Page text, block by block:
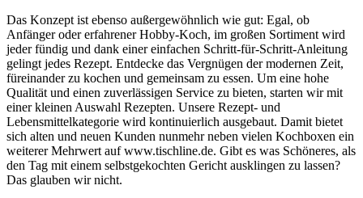
Das Konzept ist ebenso außergewöhnlich wie gut: Egal, ob
Anfänger oder erfahrener Hobby-Koch, im großen Sortiment wird
jeder fündig und dank einer einfachen Schritt-für-Schritt-Anleitung
gelingt jedes Rezept. Entdecke das Vergnügen der modernen Zeit,
füreinander zu kochen und gemeinsam zu essen. Um eine hohe
Qualität und einen zuverlässigen Service zu bieten, starten wir mit
einer kleinen Auswahl Rezepten. Unsere Rezept- und
Lebensmittelkategorie wird kontinuierlich ausgebaut. Damit bietet
sich alten und neuen Kunden nunmehr neben vielen Kochboxen ein
weiterer Mehrwert auf www.tischline.de. Gibt es was Schöneres, als
den Tag mit einem selbstgekochten Gericht ausklingen zu lassen?
Das glauben wir nicht.